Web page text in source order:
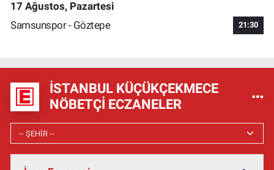
17 Ağustos, Pazartesi
Samsunspor - Göztepe
21:30
İSTANBUL KÜÇÜKÇEKMECE
NÖBETÇI ECZANELER